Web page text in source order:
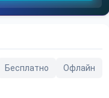
Бесплатно Офлайн